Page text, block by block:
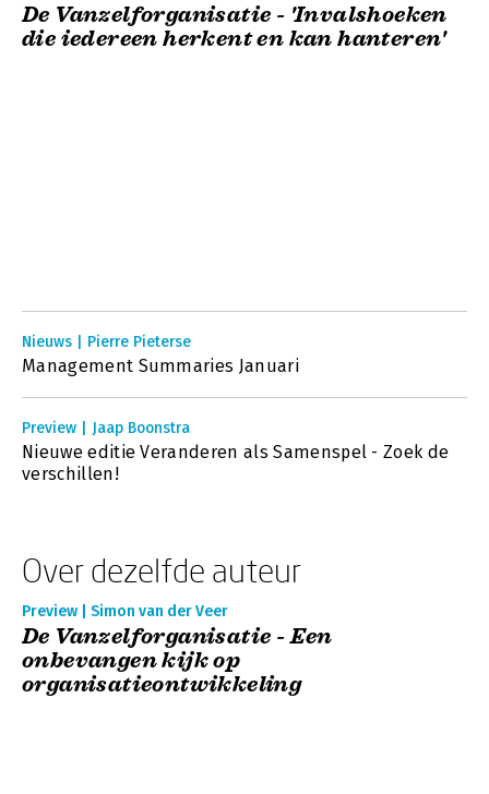
De Vanzelforganisatie - 'Invalshoeken
die iedereen herkent en kan hanteren'
Nieuws | Pierre Pieterse
Management Summaries Januari
Preview | Jaap Boonstra
Nieuwe editie Veranderen als Samenspel - Zoek de
verschillen!
Over dezelfde auteur
Preview | Simon van der Veer
De Vanzelforganisatie - Een
onbevangen kijk op
organisatieontwikkeling